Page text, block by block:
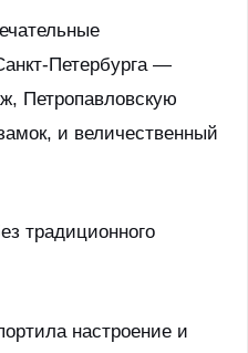
Петербурга —
Петропавловскую
и величественный
традиционного
настроение и